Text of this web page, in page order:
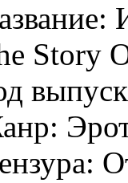
Story